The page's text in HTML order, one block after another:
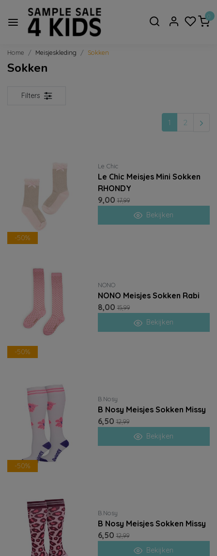
0
Home Meisjeskleding Sokken
Sokken
Filters
1 2
-50%
Le Chic
Le Chic Meisjes Mini Sokken
RHONDY
9,00 17,99
Bekijken
-50%
NONO
NONO Meisjes Sokken Rabi
8,00 15,99
Bekijken
-50%
B.Nosy
B Nosy Meisjes Sokken Missy
6,50 12,99
Bekijken
B.Nosy
B Nosy Meisjes Sokken Missy
6,50 12,99
Bekijken